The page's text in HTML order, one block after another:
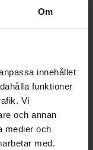
Om
innehållet
funktioner
Vi
och annan
medier och
med.